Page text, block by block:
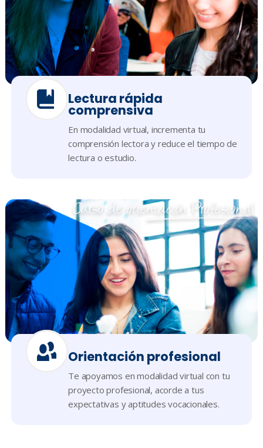
Lectura rápida
comprensiva
En modalidad virtual, incrementa tu
comprensión lectora y reduce el tiempo de
lectura o estudio.
Orientación profesional
Te apoyamos en modalidad virtual con tu
proyecto profesional, acorde a tus
expectativas y aptitudes vocacionales.